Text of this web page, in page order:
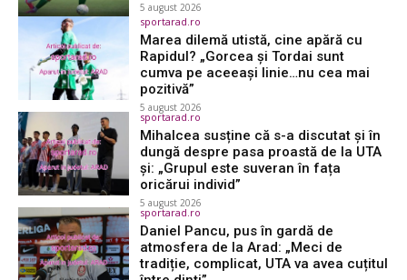
5 august 2026
sportarad.ro
Marea dilemă utistă, cine apără cu
Rapidul? „Gorcea și Tordai sunt
cumva pe aceeași linie…nu cea mai
pozitivă”
5 august 2026
sportarad.ro
Mihalcea susține că s-a discutat și în
dungă despre pasa proastă de la UTA
și: „Grupul este suveran în fața
oricărui individ”
5 august 2026
sportarad.ro
Daniel Pancu, pus în gardă de
atmosfera de la Arad: „Meci de
tradiție, complicat, UTA va avea cuțitul